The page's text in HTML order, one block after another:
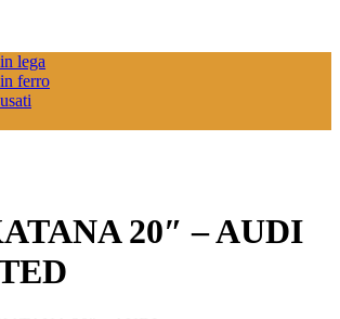
lega
ferro
20″ – AUDI